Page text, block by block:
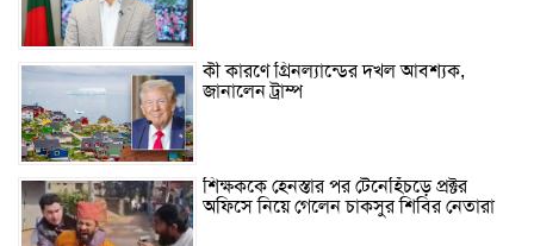
কী কারণে গ্রিনল্যান্ডের দখল আবশ্যক,
জানালেন ট্রাম্প
শিক্ষককে হেনস্তার পর টেনেহিঁচড়ে প্রক্টর
অফিসে নিয়ে গেলেন চাকসুর শিবির নেতারা